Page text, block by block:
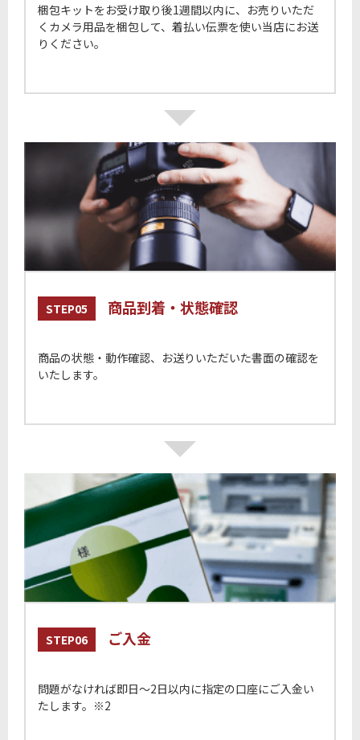
梱包キットをお受け取り後1週間以内に、お売りいただ
くカメラ用品を梱包して、着払い伝票を使い当店にお送
りください。
STEP05 商品到着・状態確認
商品の状態・動作確認、お送りいただいた書面の確認を
いたします。
STEP06 ご入金
問題がなければ即日〜2日以内に指定の口座にご入金い
たします。※2